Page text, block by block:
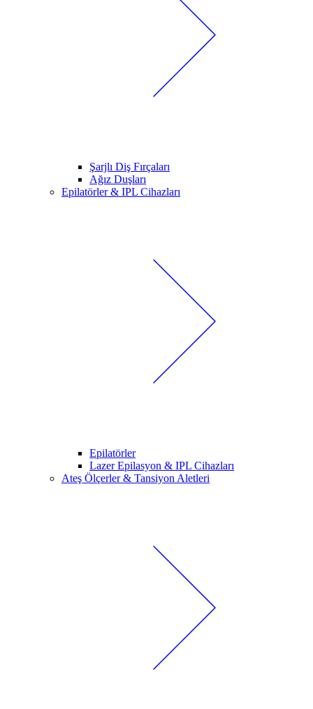
Şarjlı Diş Fırçaları
Ağız Duşları
Epilatörler & IPL Cihazları
Epilatörler
Lazer Epilasyon & IPL Cihazları
Ateş Ölçerler & Tansiyon Aletleri